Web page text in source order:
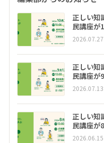
正しい知
民講座が
正しい知
民講座が
正しい知
民講座が